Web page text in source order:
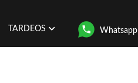
TARDEOS Whatsapp